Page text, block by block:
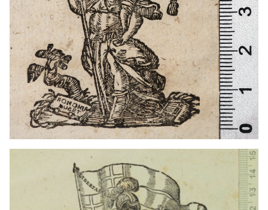
1640 - 1672 Bolonia (Italia)
1689 - 1709 Bolonia (Italia)